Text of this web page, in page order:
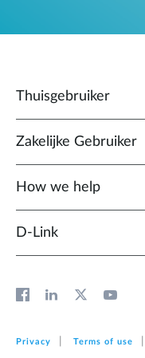
Thuisgebruiker
Zakelijke Gebruiker
How we help
D‑Link
Privacy Terms of use